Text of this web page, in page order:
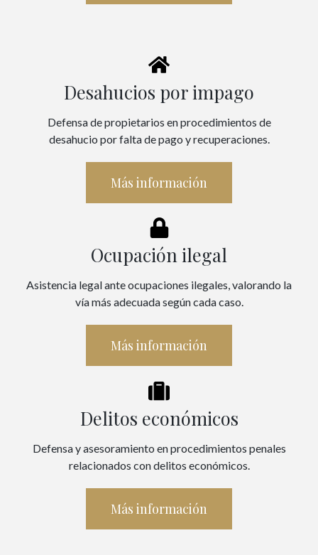
Desahucios por impago
Defensa de propietarios en procedimientos de
desahucio por falta de pago y recuperaciones.
Más información
Ocupación ilegal
Asistencia legal ante ocupaciones ilegales, valorando la
vía más adecuada según cada caso.
Más información
Delitos económicos
Defensa y asesoramiento en procedimientos penales
relacionados con delitos económicos.
Más información